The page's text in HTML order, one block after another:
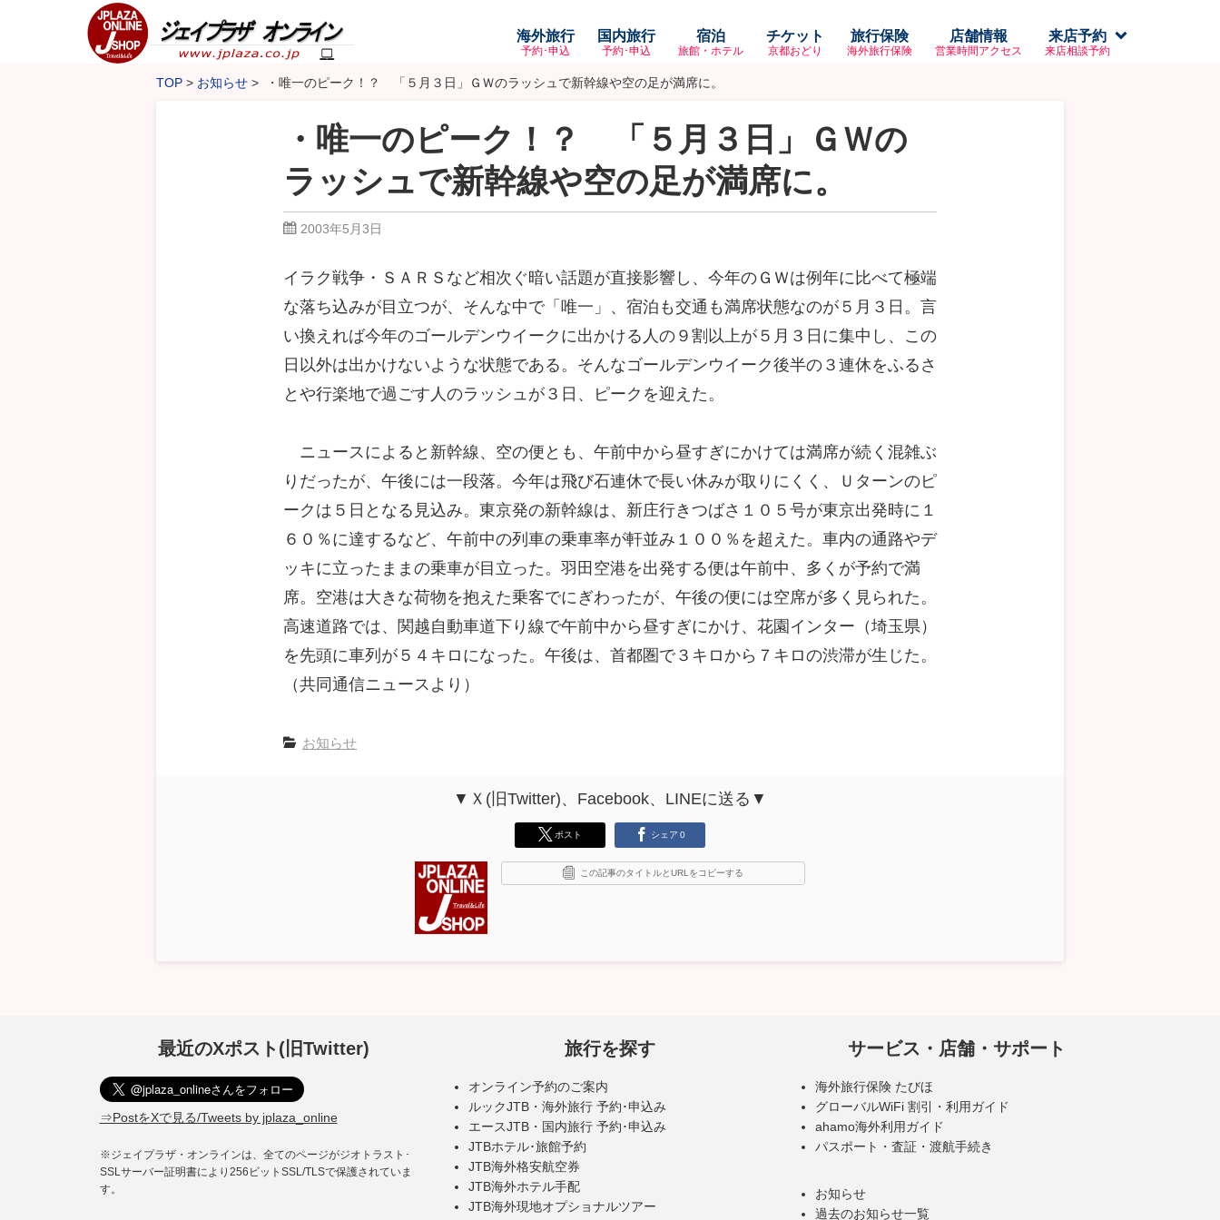
海外旅行
予約･申込
国内旅行
予約･申込
宿泊
旅館・ホテル
チケット
京都おどり
旅行保険
海外旅行保険
店舗情報
営業時間アクセス
来店予約
来店相談予約
TOP お知らせ ・唯一のピーク！？ 「５月３日」ＧＷのラッシュで新幹線や空の足が満席に。
・唯一のピーク！？ 「５月３日」ＧＷの
ラッシュで新幹線や空の足が満席に。
2003年5月3日
イラク戦争・ＳＡＲＳなど相次ぐ暗い話題が直接影響し、今年のＧＷは例年に比べて極端
な落ち込みが目立つが、そんな中で「唯一」、宿泊も交通も満席状態なのが５月３日。言
い換えれば今年のゴールデンウイークに出かける人の９割以上が５月３日に集中し、この
日以外は出かけないような状態である。そんなゴールデンウイーク後半の３連休をふるさ
とや行楽地で過ごす人のラッシュが３日、ピークを迎えた。
ニュースによると新幹線、空の便とも、午前中から昼すぎにかけては満席が続く混雑ぶ
りだったが、午後には一段落。今年は飛び石連休で長い休みが取りにくく、Ｕターンのピ
ークは５日となる見込み。東京発の新幹線は、新庄行きつばさ１０５号が東京出発時に１
６０％に達するなど、午前中の列車の乗車率が軒並み１００％を超えた。車内の通路やデ
ッキに立ったままの乗車が目立った。羽田空港を出発する便は午前中、多くが予約で満
席。空港は大きな荷物を抱えた乗客でにぎわったが、午後の便には空席が多く見られた。
高速道路では、関越自動車道下り線で午前中から昼すぎにかけ、花園インター（埼玉県）
を先頭に車列が５４キロになった。午後は、首都圏で３キロから７キロの渋滞が生じた。
（共同通信ニュースより）
お知らせ
▼Ｘ(旧Twitter)、Facebook、LINEに送る▼
ポスト シェア 0
この記事のタイトルとURLをコピーする
最近のXポスト(旧Twitter)
⇒PostをXで見る/Tweets by jplaza_online
※ジェイプラザ・オンラインは、全てのページがジオトラスト･
SSLサーバー証明書により256ビットSSL/TLSで保護されていま
す。
旅行を探す
オンライン予約のご案内
ルックJTB・海外旅行 予約･申込み
エースJTB・国内旅行 予約･申込み
JTBホテル･旅館予約
JTB海外格安航空券
JTB海外ホテル手配
JTB海外現地オプショナルツアー
サービス・店舗・サポート
海外旅行保険 たびほ
グローバルWiFi 割引・利用ガイド
ahamo海外利用ガイド
パスポート・査証・渡航手続き
お知らせ
過去のお知らせ一覧